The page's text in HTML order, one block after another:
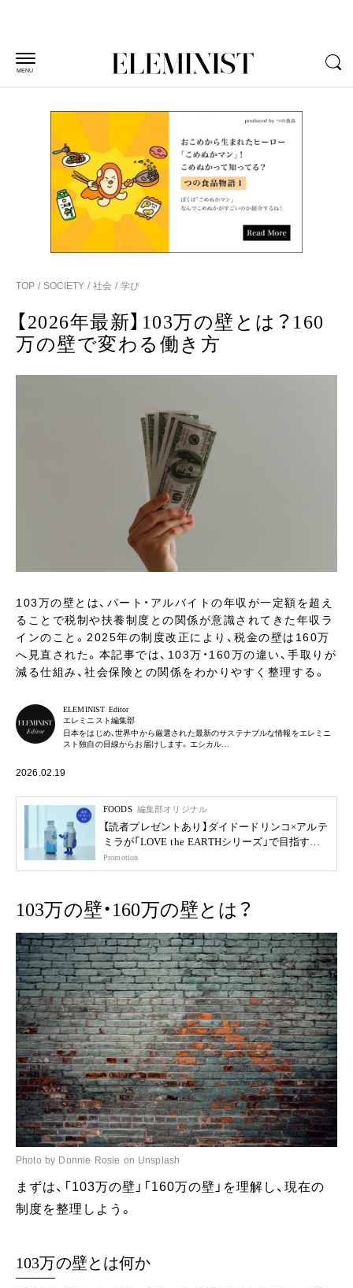
MENU
TOP SOCIETY 社会 学び
【2026年最新】103万の壁とは？160
万の壁で変わる働き方
103万の壁とは、パート・アルバイトの年収が一定額を超え
ることで税制や扶養制度との関係が意識されてきた年収ラ
インのこと。2025年の制度改正により、税金の壁は160万
へ見直された。本記事では、103万・160万の違い、手取りが
減る仕組み、社会保険との関係をわかりやすく整理する。
ELEMINIST Editor
エレミニスト編集部
日本をはじめ、世界中から厳選された最新のサステナブルな情報をエレミニ
スト独自の目線からお届けします。エシカル…
2026.02.19
FOODS 編集部オリジナル
【読者プレゼントあり】ダイドードリンコ×アルテ
ミラが「LOVE the EARTHシリーズ」で目指す未
来
Promotion
103万の壁・160万の壁とは？
Photo by Donnie Rosie on Unsplash
まずは、「103万の壁」「160万の壁」を理解し、現在の
制度を整理しよう。
103万の壁とは何か